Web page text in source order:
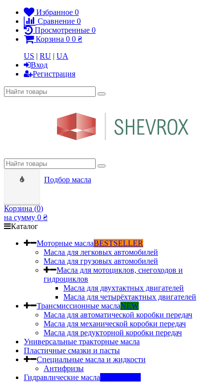
Избранное 0
Сравнение 0
Просмотренные 0
Корзина 0 0 ₴
US | RU | UA
Вход
Регистрация
Подбор масла
Корзина (0)
на сумму 0 ₴
Каталог
Моторные маслаBESTSELLER
Масла для легковых автомобилей
Масла для грузовых автомобилей
Масла для мотоциклов, снегоходов и
гидроциклов
Масла для двухтактных двигателей
Масла для четырёхтактных двигателей
Трансмиссионные маслаNEW
Масла для автоматической коробки передач
Масла для механической коробки передач
Масла для редукторной коробки передач
Универсальные тракторные масла
Пластичные смазки и пасты
Специальные масла и жидкости
Антифризы
Гидравлические масла